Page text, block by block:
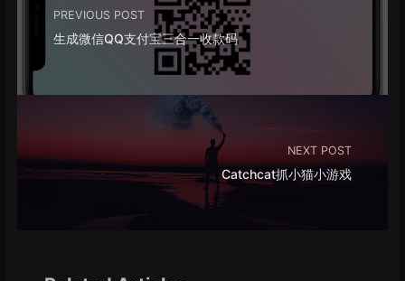
PREVIOUS POST
生成微信QQ支付宝三合一收款码
NEXT POST
Catchcat抓小猫小游戏